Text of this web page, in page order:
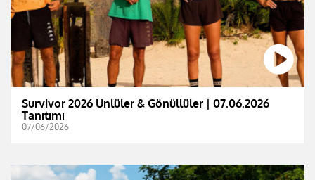
Survivor 2026 Ünlüler & Gönüllüler | 07.06.2026
Tanıtımı
07/06/2026